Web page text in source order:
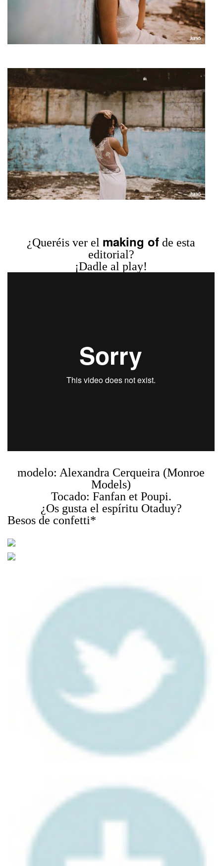
¿Queréis ver el making of de esta
editorial?
¡Dadle al play!
modelo: Alexandra Cerqueira (Monroe
Models)
Tocado: Fanfan et Poupi.
¿Os gusta el espíritu Otaduy?
Besos de confetti*